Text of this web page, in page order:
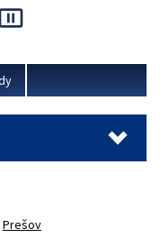
vnútra SR.
Prešov